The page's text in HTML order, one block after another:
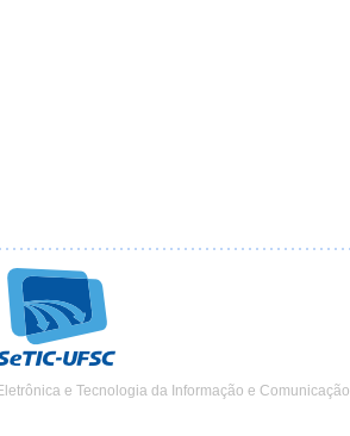
e Tecnologia da Informação e Comunicação